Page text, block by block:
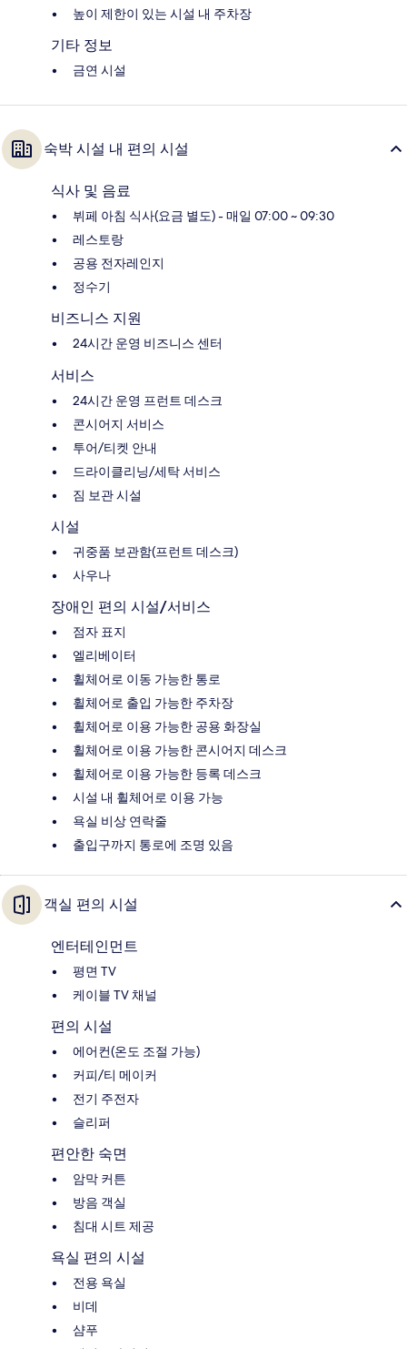
높이 제한이 있는 시설 내 주차장
기타 정보
금연 시설
숙박 시설 내 편의 시설
식사 및 음료
뷔페 아침 식사(요금 별도) - 매일 07:00 ~ 09:30
레스토랑
공용 전자레인지
정수기
비즈니스 지원
24시간 운영 비즈니스 센터
서비스
24시간 운영 프런트 데스크
콘시어지 서비스
투어/티켓 안내
드라이클리닝/세탁 서비스
짐 보관 시설
시설
귀중품 보관함(프런트 데스크)
사우나
장애인 편의 시설/서비스
점자 표지
엘리베이터
휠체어로 이동 가능한 통로
휠체어로 출입 가능한 주차장
휠체어로 이용 가능한 공용 화장실
휠체어로 이용 가능한 콘시어지 데스크
휠체어로 이용 가능한 등록 데스크
시설 내 휠체어로 이용 가능
욕실 비상 연락줄
출입구까지 통로에 조명 있음
객실 편의 시설
엔터테인먼트
평면 TV
케이블 TV 채널
편의 시설
에어컨(온도 조절 가능)
커피/티 메이커
전기 주전자
슬리퍼
편안한 숙면
암막 커튼
방음 객실
침대 시트 제공
욕실 편의 시설
전용 욕실
비데
샴푸